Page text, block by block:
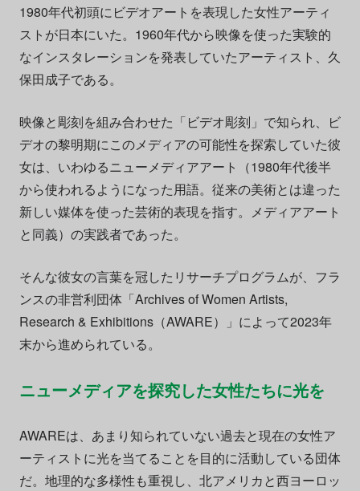
1980年代初頭にビデオアートを表現した女性アーティ
ストが日本にいた。1960年代から映像を使った実験的
なインスタレーションを発表していたアーティスト、久
保田成子である。
映像と彫刻を組み合わせた「ビデオ彫刻」で知られ、ビ
デオの黎明期にこのメディアの可能性を探索していた彼
女は、いわゆるニューメディアアート（1980年代後半
から使われるようになった用語。従来の美術とは違った
新しい媒体を使った芸術的表現を指す。メディアアート
と同義）の実践者であった。
そんな彼女の言葉を冠したリサーチプログラムが、フラ
ンスの非営利団体「Archives of Women Artists,
Research & Exhibitions（AWARE）」によって2023年
末から進められている。
ニューメディアを探究した女性たちに光を
AWAREは、あまり知られていない過去と現在の女性ア
ーティストに光を当てることを目的に活動している団体
だ。地理的な多様性も重視し、北アメリカと西ヨーロッ